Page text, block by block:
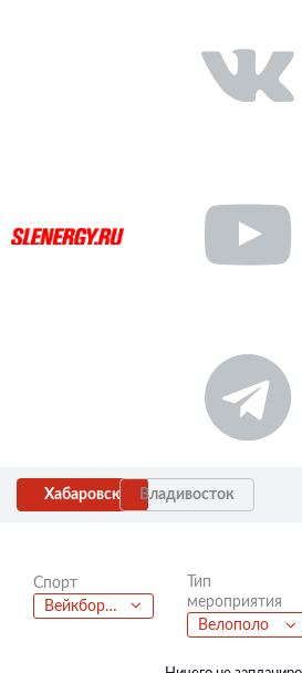
Хабаровск Владивосток
Спорт
Вейкбординг
Тип
мероприятия
Велополо